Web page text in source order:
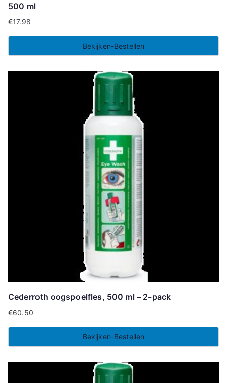
500 ml
€17.98
Bekijken-Bestellen
Cederroth oogspoelfles, 500 ml – 2-pack
€60.50
Bekijken-Bestellen